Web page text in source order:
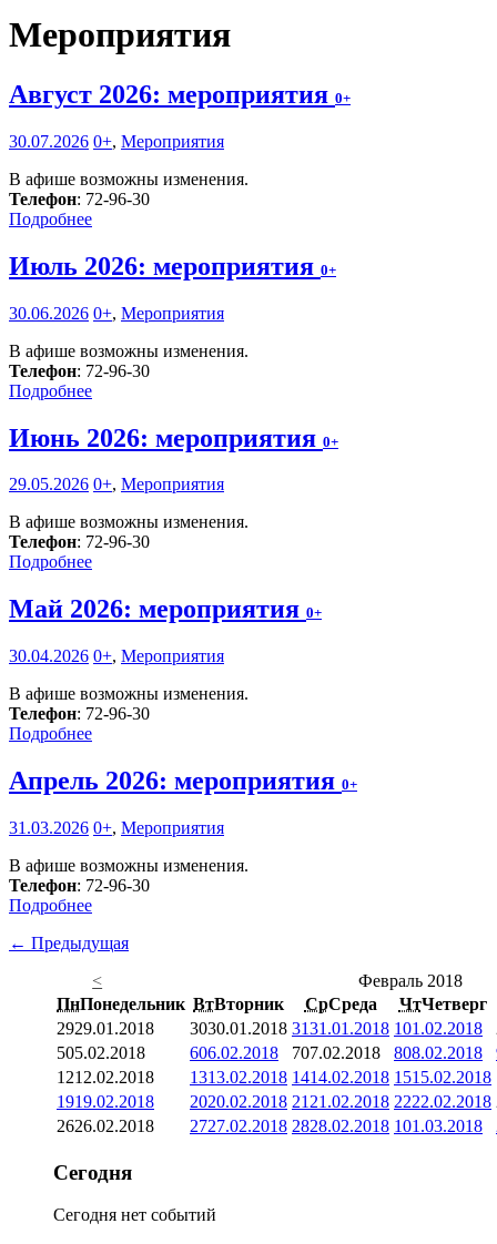
Мероприятия
Август 2026: мероприятия 0+
30.07.2026 0+, Мероприятия
В афише возможны изменения.
Телефон: 72-96-30
Подробнее
Июль 2026: мероприятия 0+
30.06.2026 0+, Мероприятия
В афише возможны изменения.
Телефон: 72-96-30
Подробнее
Июнь 2026: мероприятия 0+
29.05.2026 0+, Мероприятия
В афише возможны изменения.
Телефон: 72-96-30
Подробнее
Май 2026: мероприятия 0+
30.04.2026 0+, Мероприятия
В афише возможны изменения.
Телефон: 72-96-30
Подробнее
Апрель 2026: мероприятия 0+
31.03.2026 0+, Мероприятия
В афише возможны изменения.
Телефон: 72-96-30
Подробнее
← Предыдущая
<
Февраль 2018
ПнПонедельник ВтВторник СрСреда ЧтЧетверг
2929.01.2018 3030.01.2018 3131.01.2018 101.02.2018
505.02.2018 606.02.2018 707.02.2018 808.02.2018
1212.02.2018 1313.02.2018 1414.02.2018 1515.02.2018
1919.02.2018 2020.02.2018 21 21.02.2018 2222.02.2018
2626.02.2018 2727.02.2018 2828.02.2018 101.03.2018
Сегодня
Сегодня нет событий